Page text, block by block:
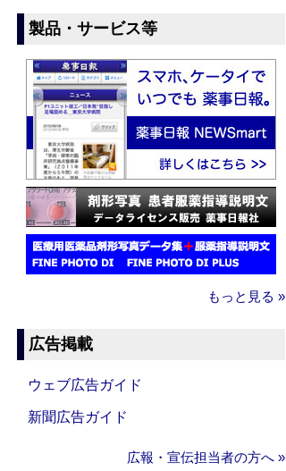
製品・サービス等
もっと見る »
広告掲載
ウェブ広告ガイド
新聞広告ガイド
広報・宣伝担当者の方へ »